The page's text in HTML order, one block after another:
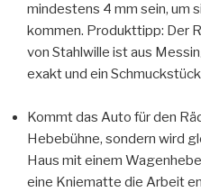
mindestens 4 mm sein, um
kommen. Produkttipp: Der
von Stahlwille ist aus
exakt und ein
Kommt das Auto für den
Hebebühne, sondern wird
Haus mit einem
eine Kniematte die Arbeit